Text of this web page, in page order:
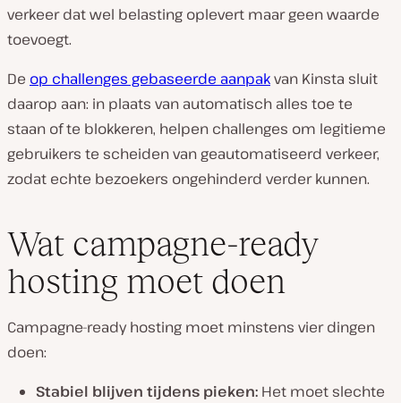
verkeer dat wel belasting oplevert maar geen waarde
toevoegt.
De op challenges gebaseerde aanpakvan Kinsta sluit
daarop aan: in plaats van automatisch alles toe te
staan of te blokkeren, helpen challenges om legitieme
gebruikers te scheiden van geautomatiseerd verkeer,
zodat echte bezoekers ongehinderd verder kunnen.
Wat campagne-ready
hosting moet doen
Campagne-ready hosting moet minstens vier dingen
doen:
Stabiel blijven tijdens pieken: Het moet slechte